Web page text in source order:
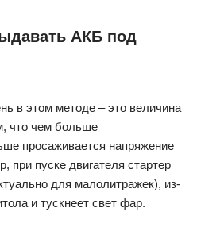
АКБ под
в этом методе – это величина
что чем больше
просаживается напряжение
при пуске двигателя стартер
для малолитражек), из-
и тускнеет свет фар.